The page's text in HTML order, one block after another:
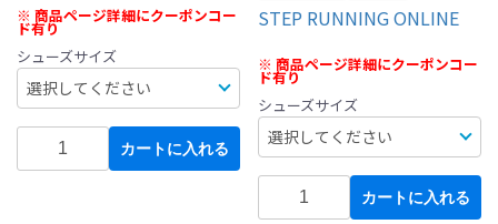
※ 商品ページ詳細にクーポンコー
ド有り
シューズサイズ
カートに入れる
STEP RUNNING ONLINE
※ 商品ページ詳細にクーポンコー
ド有り
シューズサイズ
カートに入れる